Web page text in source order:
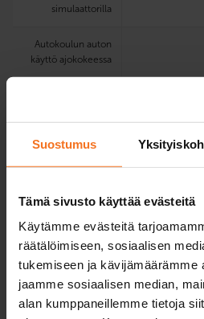
Suostumus
Tämä sivusto käyttää evästeitä
Käytämme evästeitä
räätälöimiseen, sosiaalisen
tukemiseen ja kävijämäärämme
jaamme sosiaalisen median,
alan kumppaneillemme tietoja
simulaattorilla
Autokoulun auton
käyttö ajokokeessa
oppikirja
valitulla
toimipisteellä
suomeksi,
englanniksi ja
ruotsiksi.